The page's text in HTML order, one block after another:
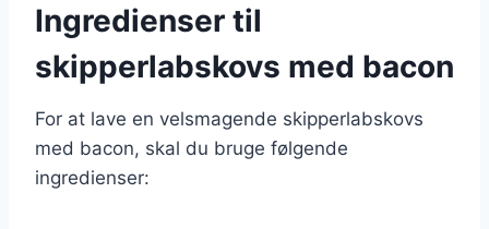
Ingredienser til
skipperlabskovs med bacon
For at lave en velsmagende skipperlabskovs
med bacon, skal du bruge følgende
ingredienser: